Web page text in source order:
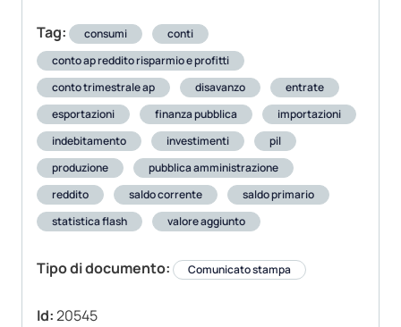
Tag: consumi
conti
conto ap reddito risparmio e profitti
conto trimestrale ap
disavanzo
entrate
esportazioni
finanza pubblica
importazioni
indebitamento
investimenti
pil
produzione
pubblica amministrazione
reddito
saldo corrente
saldo primario
statistica flash
valore aggiunto
Tipo di documento: Comunicato stampa
Id:20545